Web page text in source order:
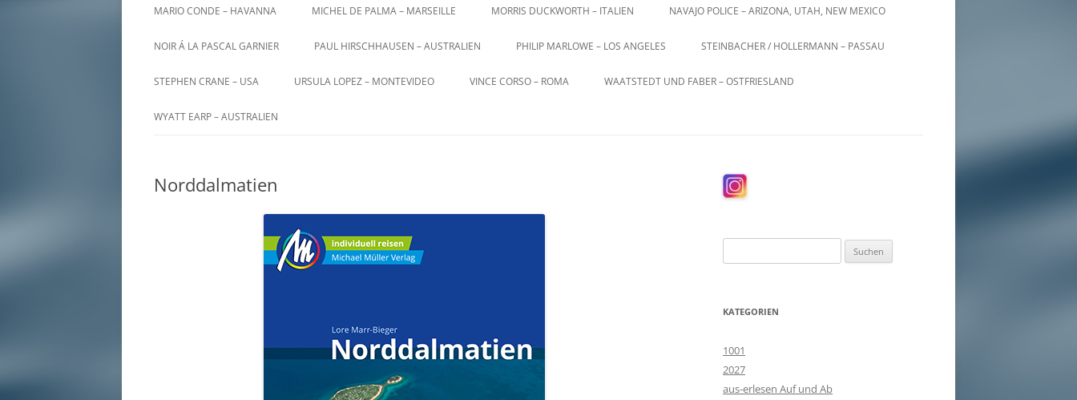
MARIO CONDE – HAVANNA MICHEL DE PALMA – MARSEILLE MORRIS DUCKWORTH – ITALIEN NAVAJO POLICE – ARIZONA, UTAH, NEW MEXICO
NOIR Á LA PASCAL GARNIER PAUL HIRSCHHAUSEN – AUSTRALIEN PHILIP MARLOWE – LOS ANGELES STEINBACHER / HOLLERMANN – PASSAU
STEPHEN CRANE – USA URSULA LOPEZ – MONTEVIDEO VINCE CORSO – ROMA WAATSTEDT UND FABER – OSTFRIESLAND
WYATT EARP – AUSTRALIEN
Norddalmatien
nach:
KATEGORIEN
1001
2027
aus-erlesen Auf und Ab